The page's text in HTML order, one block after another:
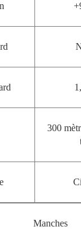
300
Manches